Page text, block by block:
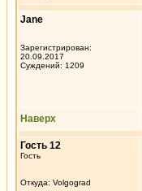
Jane
Зарегистрирован:
20.09.2017
Суждений: 1209
Наверх
Гость 12
Гость
Откуда: Volgograd